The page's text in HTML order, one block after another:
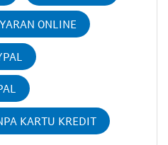
ONLINE
KARTU KREDIT